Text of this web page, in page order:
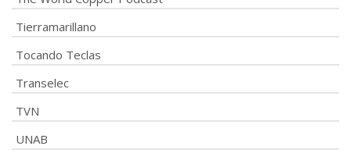
Tierramarillano
Tocando Teclas
Transelec
TVN
UNAB